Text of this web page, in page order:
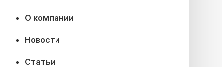
О компании
Новости
Статьи